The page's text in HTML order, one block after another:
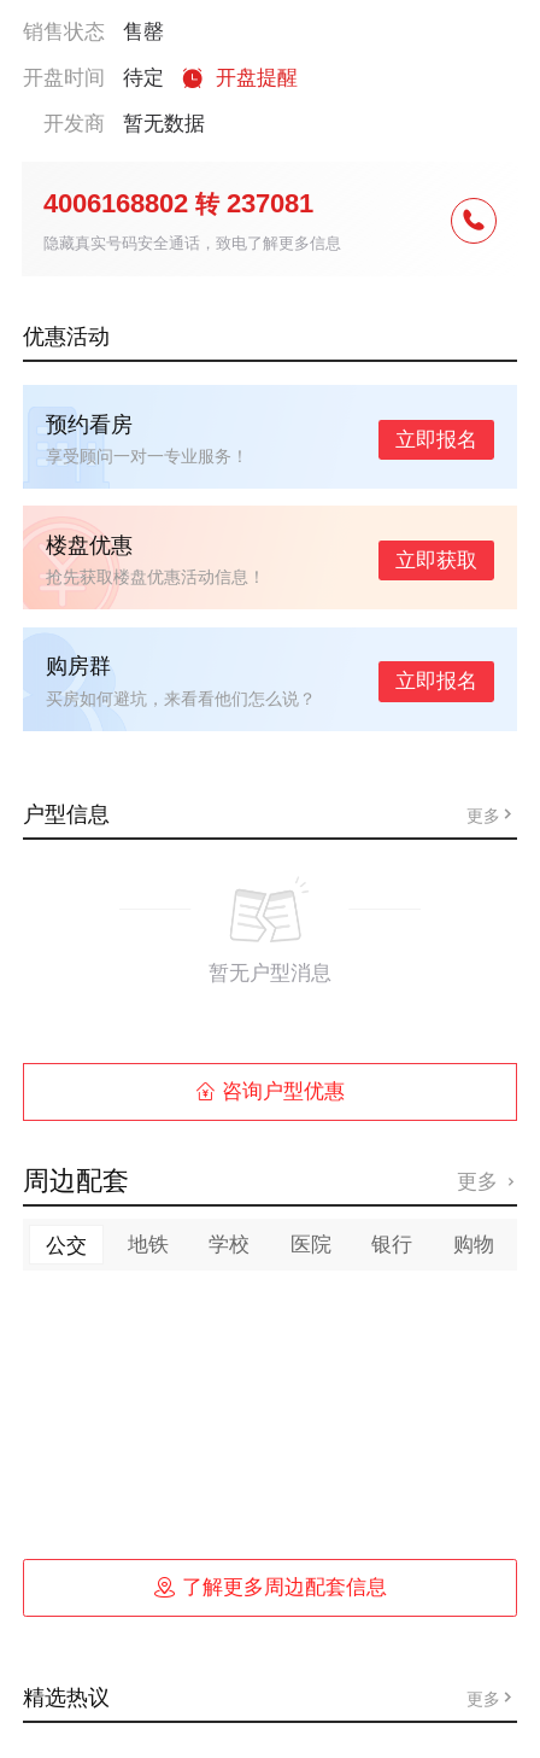
销售状态
售罄
开盘时间
待定
开盘提醒
开发商
暂无数据
4006168802 转 237081
隐藏真实号码安全通话，致电了解更多信息
优惠活动
预约看房
享受顾问一对一专业服务！
立即报名
楼盘优惠
抢先获取楼盘优惠活动信息！
立即获取
购房群
买房如何避坑，来看看他们怎么说？
立即报名
户型信息 更多
暂无户型消息
 咨询户型优惠
周边配套 更多 
公交 地铁 学校 医院 银行 购物
 了解更多周边配套信息
精选热议 更多